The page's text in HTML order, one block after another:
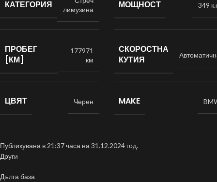
КАТЕГОРИЯ
лимузина
МОЩНОСТ 349
ПРОБЕГ
[КМ]
177971
км
СКОРОСТНА
КУТИЯ
ЦВЯТ Черен MAKE
Публикувана в 21:37 часа на 31.12.2024 год.
Други
Дълга база